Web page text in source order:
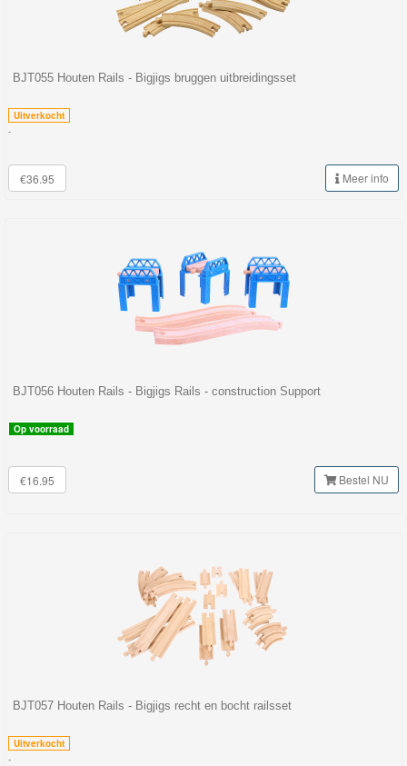
BJT055 Houten Rails - Bigjigs bruggen uitbreidingsset
Uitverkocht
-
€36.95 Meer info
BJT056 Houten Rails - Bigjigs Rails - construction Support
Op voorraad
€16.95 Bestel NU
BJT057 Houten Rails - Bigjigs recht en bocht railsset
Uitverkocht
-